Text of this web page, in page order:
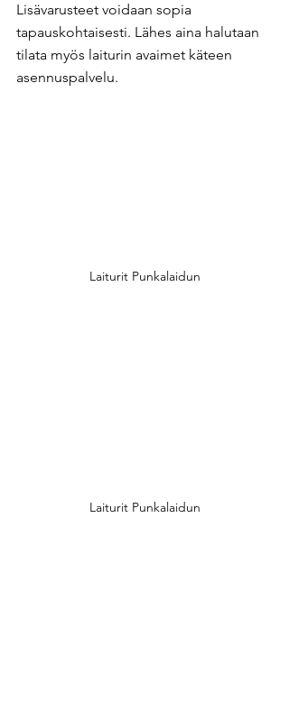
Lisävarusteet voidaan sopia
tapauskohtaisesti. Lähes aina halutaan
tilata myös laiturin avaimet käteen
asennuspalvelu. ​
Laiturit Punkalaidun
Laiturit Punkalaidun